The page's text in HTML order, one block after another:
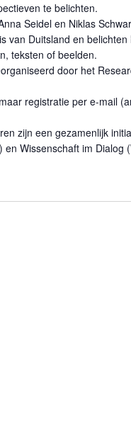
te belichten.
Seidel en Niklas
van Duitsland en
teksten of beelden.
door het
registratie per e-mail
zijn een gezamenlijk
en Wissenschaft im Dialog